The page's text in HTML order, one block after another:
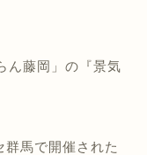
ん藤岡」の『景気
群馬で開催された